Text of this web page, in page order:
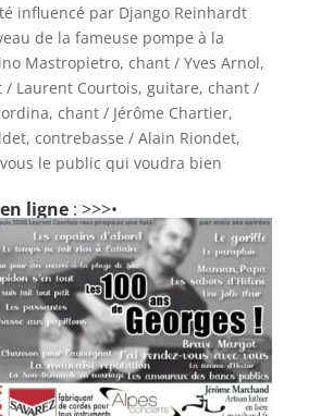
influencé par Django Reinhardt
de la fameuse pompe à la
Mastropietro, chant / Yves Arnol,
Laurent Courtois, guitare, chant /
chant / Jérôme Chartier,
contrebasse / Alain Riondet,
le public qui voudra bien
ligne: >>>•